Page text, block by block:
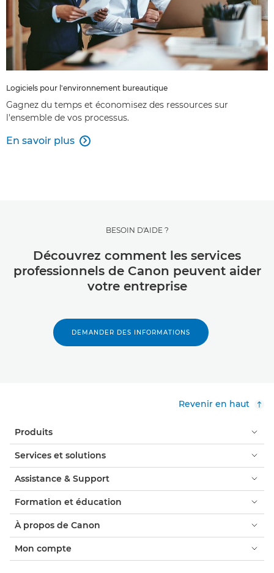
Logiciels pour l'environnement bureautique
Gagnez du temps et économisez des ressources sur
l'ensemble de vos processus.
En savoir plus 
BESOIN D'AIDE ?
Découvrez comment les services
professionnels de Canon peuvent aider
votre entreprise
DEMANDER DES INFORMATIONS
Revenir en haut
Produits
Services et solutions
Assistance & Support
Formation et éducation
À propos de Canon
Mon compte